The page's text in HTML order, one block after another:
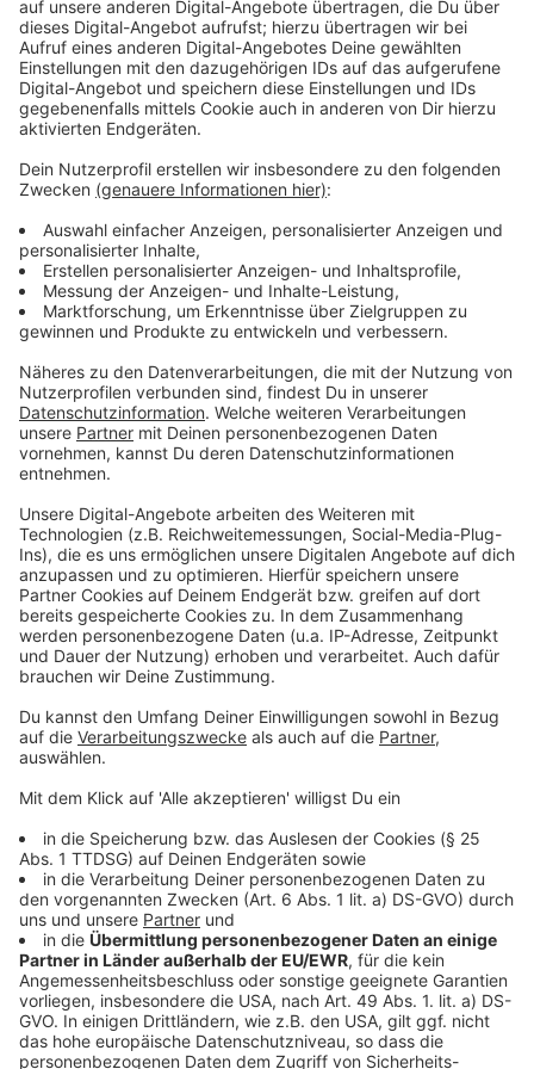
Anzeige
Auch die ukrainische Gemeinde hier in Düsseldorf
sammelt Geld- und Sachspenden wie Medikamente,
Hygieneartikel, haltbare Lebensmittel und mehr, auch
weitere Hilfe wird benötigt. Die Initiative "Flüchtlinge
Willkommen in Düsseldorf" veranstaltet außerdem ein
Solidaritätskonzert. Musikerinnen und Musiker aus der
Ukraine und Russland spielen dabei gemeinsam am 10.
März im Palais Wittgenstein in der Carlstadt, der
Eintritt ist frei, es wird aber um Spenden für die
ankommenden Menschen aus der Ukraine gebeten.
Anzeige
Weitere Infos und Links zum Thema:
Anzeige
Der Verein Düsseldorf teilt
Das Generalkonsulat der Ukraine in Düsseldorf auf
Die Ukrainische Gemeinde in Düsseldorf
Spendenaktion von „Flüchtlinge willkommen in
Düsseldorf“
Solidaritätskonzert Ukraine am 10. März 2022
So spende ich richtig - Tipps auf unserer
Homepage
Anzeige